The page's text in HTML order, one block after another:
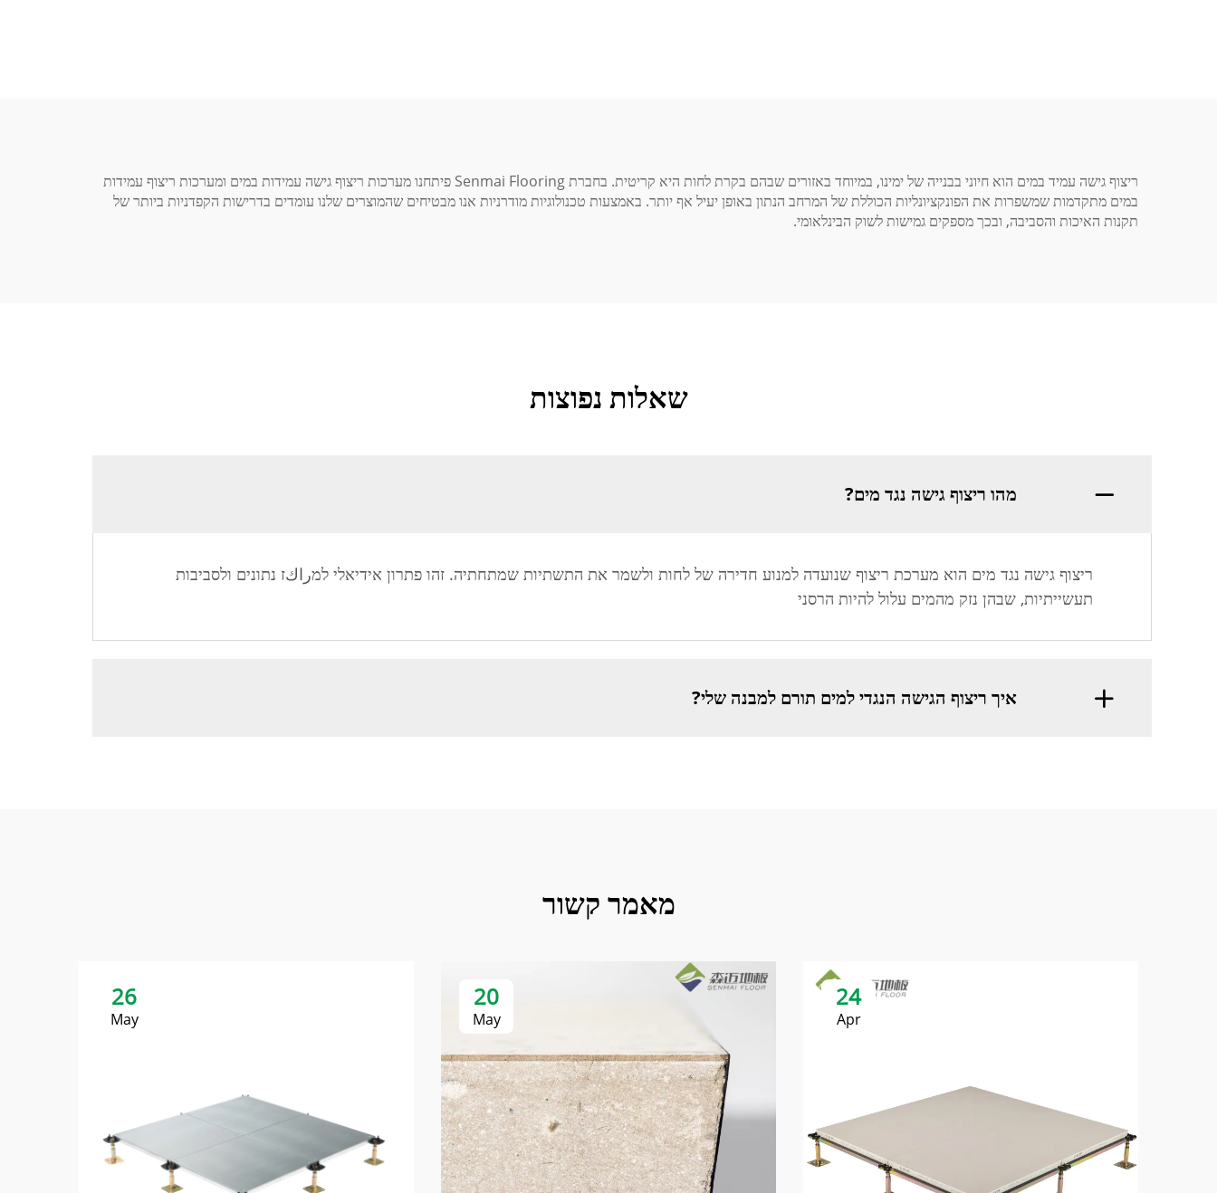
ריצוף גישה עמיד במים הוא חיוני בבנייה של ימינו, במיוחד באזורים שבהם בקרת לחות היא קריטית. בחברת Senmai Flooring פיתחנו מערכות ריצוף גישה עמידות במים ומערכות ריצוף עמידות
במים מתקדמות שמשפרות את הפונקציונליות הכוללת של המרחב הנתון באופן יעיל אף יותר. באמצעות טכנולוגיות מודרניות אנו מבטיחים שהמוצרים שלנו עומדים בדרישות הקפדניות ביותר של
תקנות האיכות והסביבה, ובכך מספקים גמישות לשוק הבינלאומי.
שאלות נפוצות
מהו ריצוף גישה נגד מים?
ריצוף גישה נגד מים הוא מערכת ריצוף שנועדה למנוע חדירה של לחות ולשמר את התשתיות שמתחתיה. זהו פתרון אידיאלי למراكז נתונים ולסביבות
תעשייתיות, שבהן נזק מהמים עלול להיות הרסני
איך ריצוף הגישה הנגדי למים תורם למבנה שלי?
מאמר קשור
24
Apr
20
May
26
May